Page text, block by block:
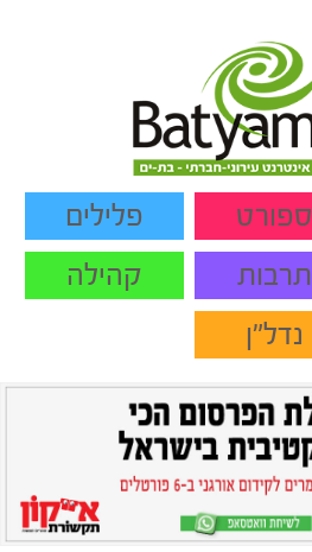
ספורט
פלילים
תרבות
קהילה
נדל"ן